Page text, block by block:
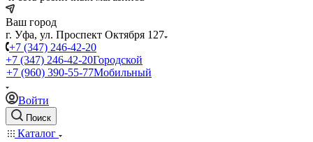
Ваш город
г. Уфа, ул. Проспект Октября 127
+7 (347) 246-42-20
+7 (347) 246-42-20Городской
+7 (960) 390-55-77Мобильный
Войти
Поиск
Каталог